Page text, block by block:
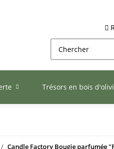
Trésors en bois
Candle Factory Bougie parfumée